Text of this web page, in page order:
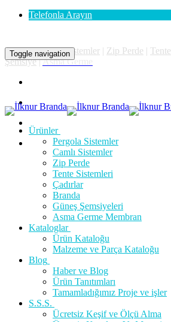
Telefonla Arayın
Pergola| Camlı Sistemler | Zip Perde | Tente
Şemsiye|Asma Germe
Toggle navigation
Ürünler
Pergola Sistemler
Camlı Sistemler
Zip Perde
Tente Sistemleri
Çadırlar
Branda
Güneş Şemsiyeleri
Asma Germe Membran
Kataloglar
Ürün Kataloğu
Malzeme ve Parça Kataloğu
Blog
Haber ve Blog
Ürün Tanıtımları
Tamamladığımız Proje ve işler
S.S.S.
Ücretsiz Keşif ve Ölçü Alma